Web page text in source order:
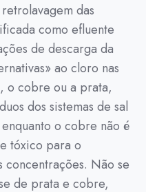
das
como efluente
de descarga da
ao cloro nas
o cobre ou a prata,
dos sistemas de sal
o cobre não é
tóxico para o
concentrações. Não se
de prata e cobre,